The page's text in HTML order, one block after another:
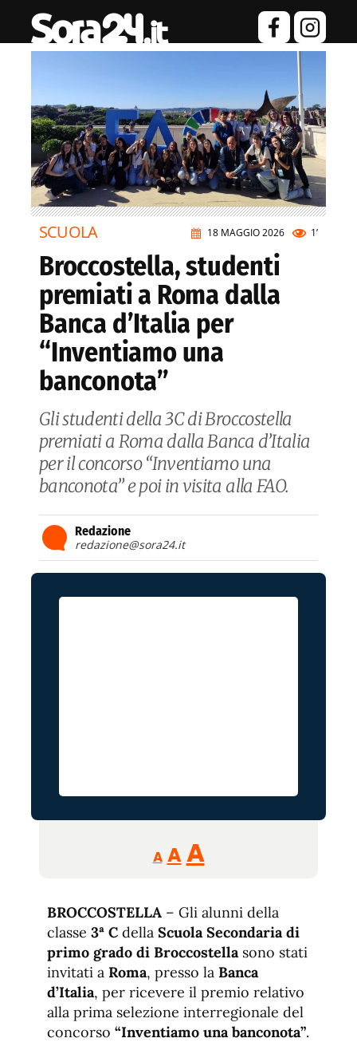
18 MAGGIO 2026 1’
SCUOLA
Broccostella, studenti
premiati a Roma dalla
Banca d’Italia per
“Inventiamo una
banconota”
Gli studenti della 3C di Broccostella
premiati a Roma dalla Banca d’Italia
per il concorso “Inventiamo una
banconota” e poi in visita alla FAO.
Redazione
redazione@sora24.it
A
Reducir
tamaño
A Restablecer
tamaño
de
fuente
AAumentar
de
fuente.
BROCCOSTELLA – Gli alunni della
classe 3ª C della Scuola Secondaria di
primo grado di Broccostella sono stati
invitati a Roma, presso la Banca
d’Italia, per ricevere il premio relativo
alla prima selezione interregionale del
concorso “Inventiamo una banconota”.